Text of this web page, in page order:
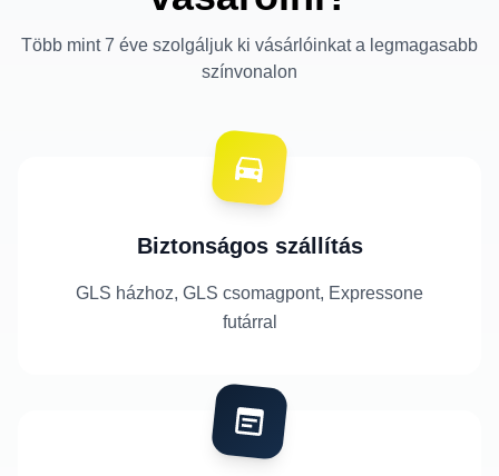
Több mint 7 éve szolgáljuk ki vásárlóinkat a legmagasabb
színvonalon
Biztonságos szállítás
GLS házhoz, GLS csomagpont, Expressone
futárral